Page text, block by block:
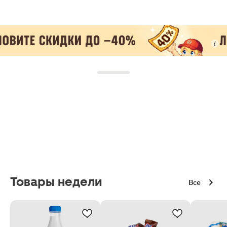
Товары недели Все